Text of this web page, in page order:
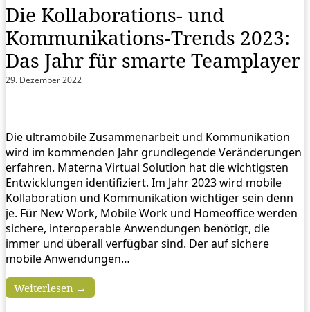
Die Kollaborations- und
Kommunikations-Trends 2023:
Das Jahr für smarte Teamplayer
29. Dezember 2022
Die ultramobile Zusammenarbeit und Kommunikation
wird im kommenden Jahr grundlegende Veränderungen
erfahren. Materna Virtual Solution hat die wichtigsten
Entwicklungen identifiziert. Im Jahr 2023 wird mobile
Kollaboration und Kommunikation wichtiger sein denn
je. Für New Work, Mobile Work und Homeoffice werden
sichere, interoperable Anwendungen benötigt, die
immer und überall verfügbar sind. Der auf sichere
mobile Anwendungen…
Weiterlesen →